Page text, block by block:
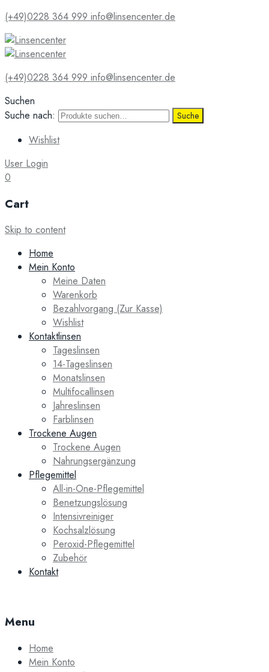
(+49)0228 364 999 info@linsencenter.de
(+49)0228 364 999 info@linsencenter.de
Suchen
Suche nach:
Suche
Wishlist
User Login
0
Cart
Skip to content
Home
Mein Konto
Meine Daten
Warenkorb
Bezahlvorgang (Zur Kasse)
Wishlist
Kontaktlinsen
Tageslinsen
14-Tageslinsen
Monatslinsen
Multifocallinsen
Jahreslinsen
Farblinsen
Trockene Augen
Trockene Augen
Nahrungsergänzung
Pflegemittel
All-in-One-Pflegemittel
Benetzungslösung
Intensivreiniger
Kochsalzlösung
Peroxid-Pflegemittel
Zubehör
Kontakt
Menu
Home
Mein Konto